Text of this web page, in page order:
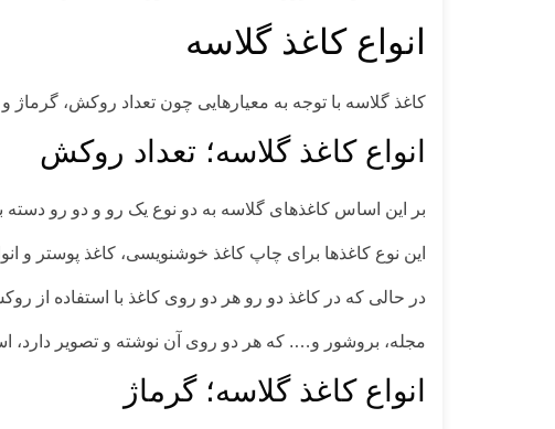
انواع کاغذ گلاسه
کاغذ گلاسه با توجه به معیارهایی چون تعداد روکش،
انواع کاغذ گلاسه؛ تعداد روکش
بر این اساس کاغذهای گلاسه به دو نوع یک رو و دو رو
این نوع کاغذها برای چاپ کاغذ خوشنویسی، کاغذ پوستر و
در حالی که در کاغذ دو رو هر دو روی کاغذ با استفاده از
مجله، بروشور و…. که هر دو روی آن نوشته و تصویر دارد،
انواع کاغذ گلاسه؛ گرماژ